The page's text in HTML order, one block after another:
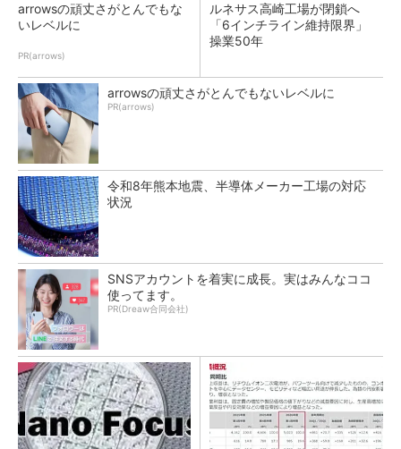
arrowsの頑丈さがとんでもな
いレベルに
PR(arrows)
ルネサス高崎工場が閉鎖へ
「6インチライン維持限界」
操業50年
arrowsの頑丈さがとんでもないレベルに
PR(arrows)
令和8年熊本地震、半導体メーカー工場の対応
状況
SNSアカウントを着実に成長。実はみんなココ
使ってます。
PR(Dreaw合同会社)